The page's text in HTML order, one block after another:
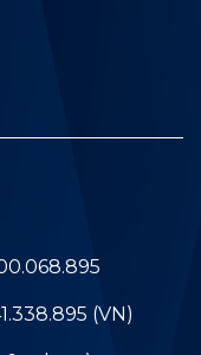
(VN)